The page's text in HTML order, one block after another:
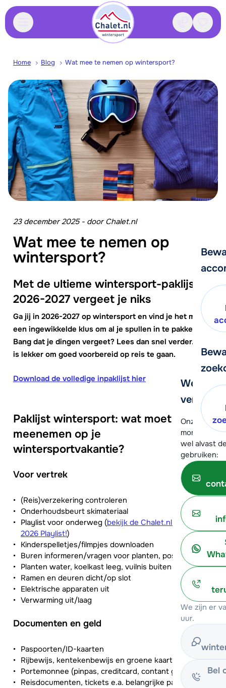
Contact
We
verder!
Onze
moment
wel alvast
gebruiken:
We zijn er
uur.
Bel
Home Blog Wat mee te nemen op wintersport?
23 december 2025 - doorChalet.nl
Wat mee te nemen op
wintersport?
Met de ultieme wintersport-paklijst
2026-2027 vergeet je niks
Ga jij in 2026-2027 op wintersport en vind je het maar
een ingewikkelde klus om al je spullen in te pakken?
Bang dat je dingen vergeet? Lees dan snel verder. Het
is lekker om goed voorbereid op reis te gaan.
Download de volledige inpaklijst hier
Paklijst wintersport: wat moet je
meenemen op je
wintersportvakantie?
Voor vertrek
(Reis)verzekering controleren
Onderhoudsbeurt skimateriaal
Playlist voor onderweg (bekijk de Chalet.nl Après-ski
2026 Playlist!)
Kinderspelletjes/filmpjes downloaden
Buren informeren/vragen voor planten, post, vuilnis
Planten water, koelkast leeg, vuilnis buiten
Ramen en deuren dicht/op slot
Elektrische apparaten uit
Verwarming uit/laag
Documenten en geld
Paspoorten/ID-kaarten
Rijbewijs, kentekenbewijs en groene kaart
Portemonnee (pinpas, creditcard, contant geld)
Reisdocumenten, tickets e.a. belangrijke papieren